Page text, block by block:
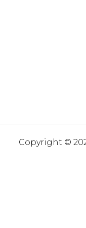
Copyright ©